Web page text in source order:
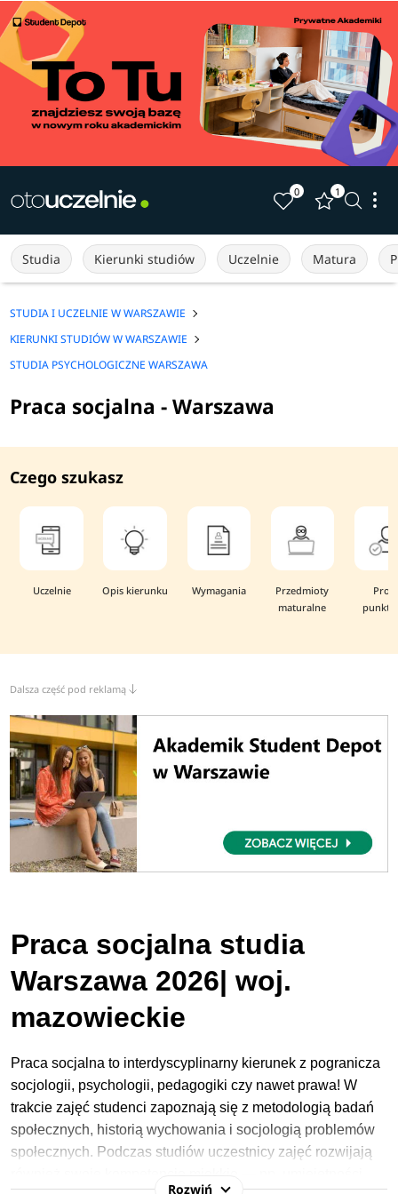
0 1
Studia Kierunki studiów Uczelnie Matura
STUDIA I UCZELNIE W WARSZAWIE
KIERUNKI STUDIÓW W WARSZAWIE
STUDIA PSYCHOLOGICZNE WARSZAWA
Praca socjalna - Warszawa
Czego szukasz
Uczelnie Opis kierunku Wymagania
Przedmioty
maturalne
Dalsza część pod reklamą
Praca socjalna studia
Warszawa 2026| woj.
mazowieckie
Praca socjalna to interdyscyplinarny kierunek z pogranicza
socjologii, psychologii, pedagogiki czy nawet prawa! W
trakcie zajęć studenci zapoznają się z metodologią badań
społecznych, historią wychowania i socjologią problemów
społecznych. Podczas studiów uczestnicy zajęć rozwijają
Rozwiń